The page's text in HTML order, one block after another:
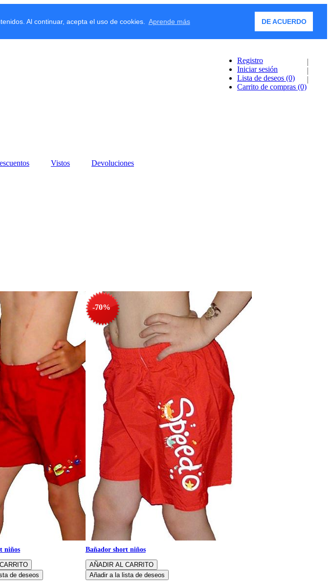
Al continuar, acepta el uso de cookies. Aprende más DE ACUERDO
Registro
Iniciar sesión
Lista de deseos (0)
Carrito de compras (0)
Vistos Devoluciones
niños
-70%
Bañador short niños